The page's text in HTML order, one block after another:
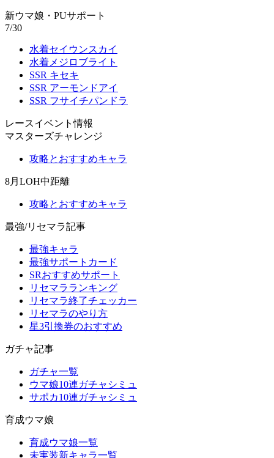
新ウマ娘・PUサポート
7/30
水着セイウンスカイ
水着メジロブライト
SSR キセキ
SSR アーモンドアイ
SSR フサイチパンドラ
レースイベント情報
マスターズチャレンジ
攻略とおすすめキャラ
8月LOH中距離
攻略とおすすめキャラ
最強/リセマラ記事
最強キャラ
最強サポートカード
SRおすすめサポート
リセマラランキング
リセマラ終了チェッカー
リセマラのやり方
星3引換券のおすすめ
ガチャ記事
ガチャ一覧
ウマ娘10連ガチャシミュ
サポカ10連ガチャシミュ
育成ウマ娘
育成ウマ娘一覧
未実装新キャラ一覧